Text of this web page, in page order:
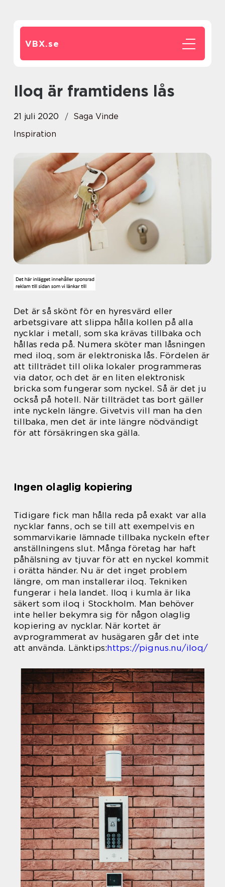
VBX.se
Iloq är framtidens lås
21 juli 2020
Saga Vinde
Inspiration
Det är så skönt för en hyresvärd eller
arbetsgivare att slippa hålla kollen på alla
nycklar i metall, som ska krävas tillbaka och
hållas reda på. Numera sköter man låsningen
med iloq, som är elektroniska lås. Fördelen är
att tillträdet till olika lokaler programmeras
via dator, och det är en liten elektronisk
bricka som fungerar som nyckel. Så är det ju
också på hotell. När tillträdet tas bort gäller
inte nyckeln längre. Givetvis vill man ha den
tillbaka, men det är inte längre nödvändigt
för att försäkringen ska gälla.
Ingen olaglig kopiering
Tidigare fick man hålla reda på exakt var alla
nycklar fanns, och se till att exempelvis en
sommarvikarie lämnade tillbaka nyckeln efter
anställningens slut. Många företag har haft
påhälsning av tjuvar för att en nyckel kommit
i orätta händer. Nu är det inget problem
längre, om man installerar iloq. Tekniken
fungerar i hela landet. Iloq i kumla är lika
säkert som iloq i Stockholm. Man behöver
inte heller bekymra sig för någon olaglig
kopiering av nycklar. När kortet är
avprogrammerat av husägaren går det inte
att använda. Länktips:https://pignus.nu/iloq/